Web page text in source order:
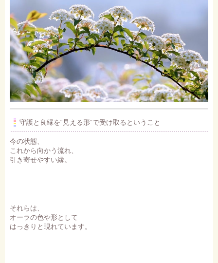
守護と良縁を“見える形”で受け取るということ
今の状態、
これから向かう流れ、
引き寄せやすい縁。
それらは、
オーラの色や形として
はっきりと現れています。